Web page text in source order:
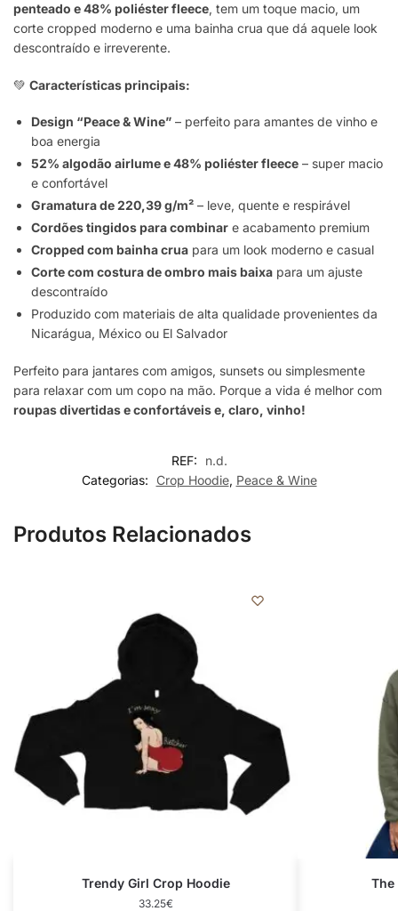
penteado e 48% poliéster fleece, tem um toque macio, um
corte cropped moderno e uma bainha crua que dá aquele look
descontraído e irreverente.
💚 Características principais:
Design “Peace & Wine” – perfeito para amantes de vinho e
boa energia
52% algodão airlume e 48% poliéster fleece – super macio
e confortável
Gramatura de 220,39 g/m² – leve, quente e respirável
Cordões tingidos para combinar e acabamento premium
Cropped com bainha crua para um look moderno e casual
Corte com costura de ombro mais baixa para um ajuste
descontraído
Produzido com materiais de alta qualidade provenientes da
Nicarágua, México ou El Salvador
Perfeito para jantares com amigos, sunsets ou simplesmente
para relaxar com um copo na mão. Porque a vida é melhor com
roupas divertidas e confortáveis e, claro, vinho!
REF:
n.d.
Categorias:
Crop Hoodie, Peace & Wine
Produtos Relacionados
Trendy Girl Crop Hoodie
33.25€
The